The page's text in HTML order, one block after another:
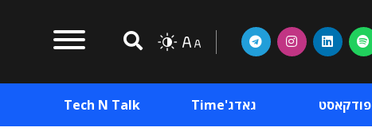
פודקאסט גאדג'Time Tech N Talk